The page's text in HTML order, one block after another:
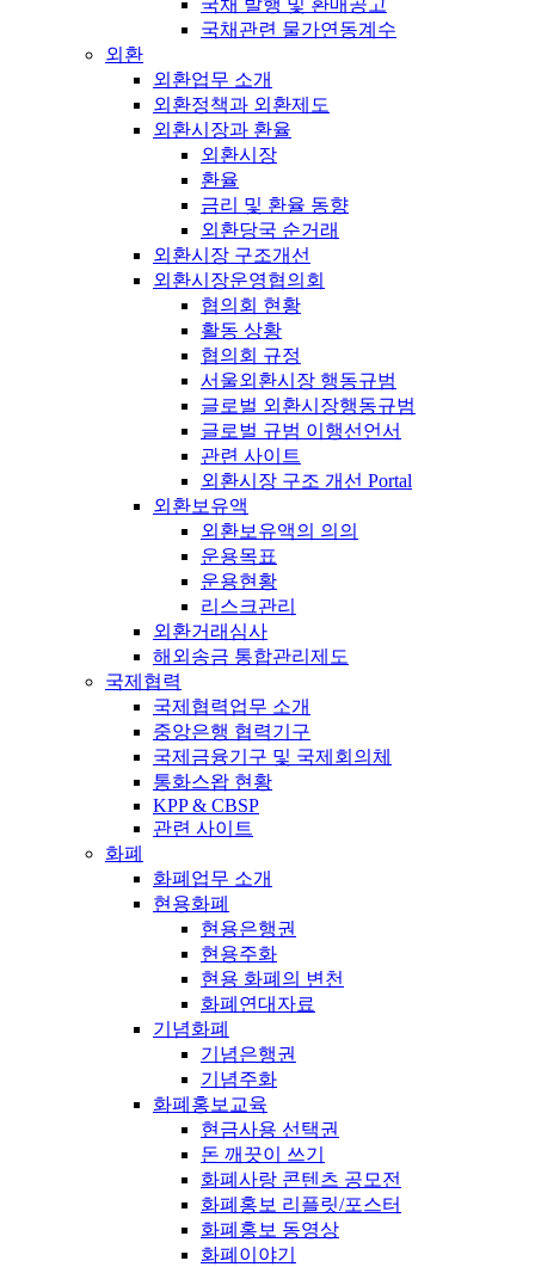
국채 발행 및 환매공고
국채관련 물가연동계수
외환
외환업무 소개
외환정책과 외환제도
외환시장과 환율
외환시장
환율
금리 및 환율 동향
외환당국 순거래
외환시장 구조개선
외환시장운영협의회
협의회 현황
활동 상황
협의회 규정
서울외환시장 행동규범
글로벌 외환시장행동규범
글로벌 규범 이행선언서
관련 사이트
외환시장 구조 개선 Portal
외환보유액
외환보유액의 의의
운용목표
운용현황
리스크관리
외환거래심사
해외송금 통합관리제도
국제협력
국제협력업무 소개
중앙은행 협력기구
국제금융기구 및 국제회의체
통화스왑 현황
KPP & CBSP
관련 사이트
화폐
화폐업무 소개
현용화폐
현용은행권
현용주화
현용 화폐의 변천
화폐연대자료
기념화폐
기념은행권
기념주화
화폐홍보교육
현금사용 선택권
돈 깨끗이 쓰기
화폐사랑 콘텐츠 공모전
화폐홍보 리플릿/포스터
화폐홍보 동영상
화폐이야기